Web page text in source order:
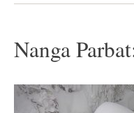
Nanga